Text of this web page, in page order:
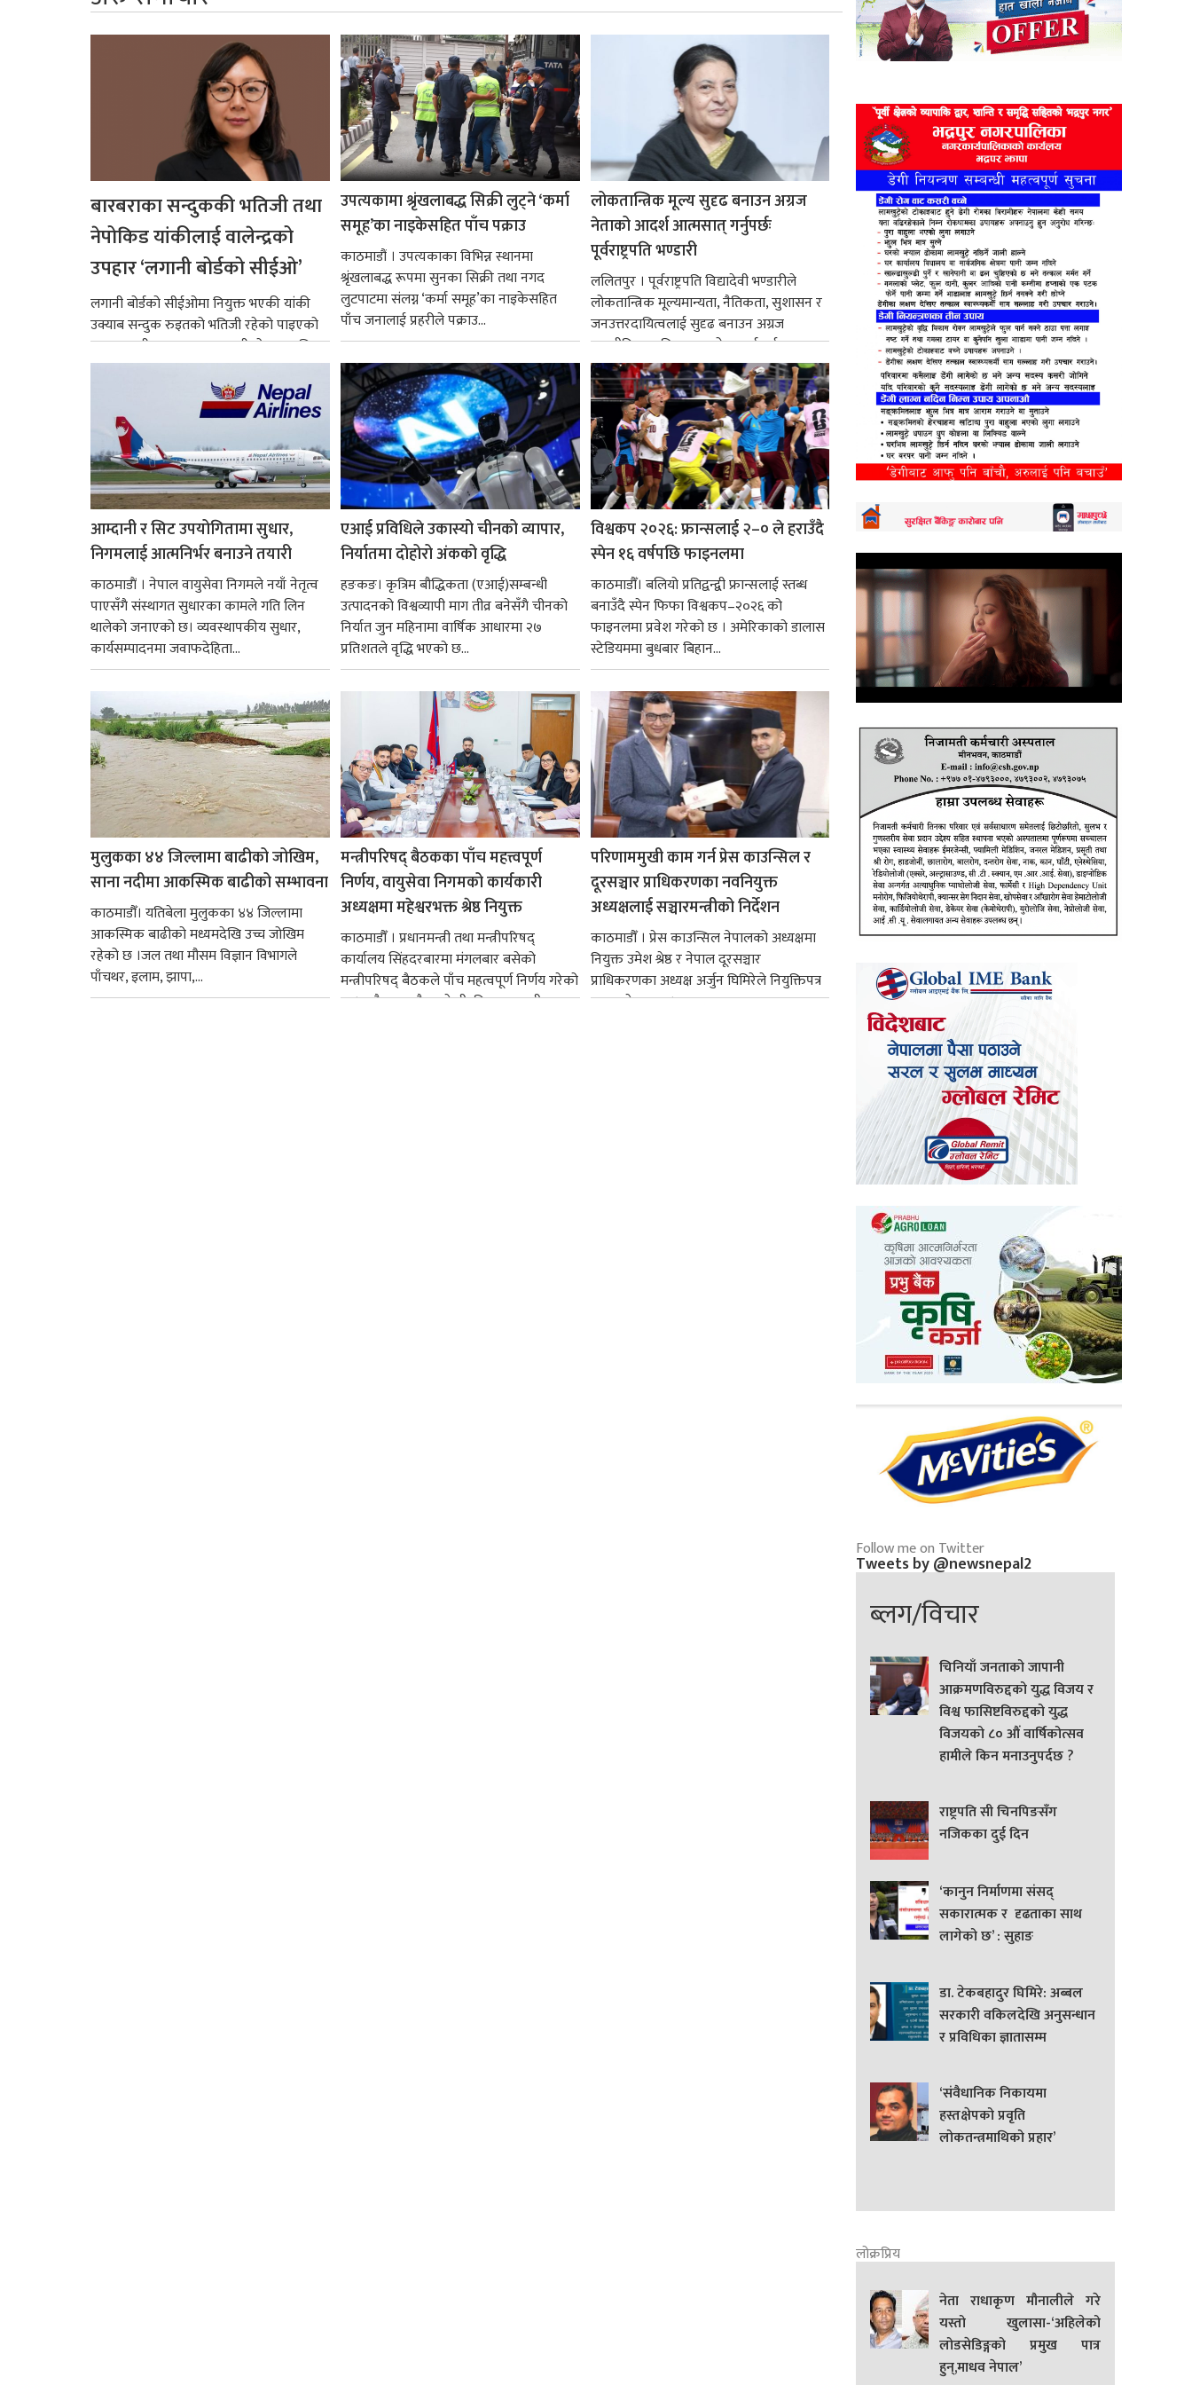
बारबराका सन्दुककी भतिजी तथा
नेपोकिड यांकीलाई वालेन्द्रको
उपहार ‘लगानी बोर्डको सीईओ’
लगानी बोर्डको सीईओमा नियुक्त भएकी यांकी
उक्याब सन्दुक रुइतको भतिजी रहेको पाइएको
छ। तत्कालीन समयमा महाकालीको अञ्चलाधिश
नै बनेका जोन...
उपत्यकामा श्रृंखलाबद्ध सिक्री लुट्ने ‘कर्मा
समूह’का नाइकेसहित पाँच पक्राउ
काठमाडौं । उपत्यकाका विभिन्न स्थानमा
श्रृंखलाबद्ध रूपमा सुनका सिक्री तथा नगद
लुटपाटमा संलग्न ‘कर्मा समूह’का नाइकेसहित
पाँच जनालाई प्रहरीले पक्राउ...
लोकतान्त्रिक मूल्य सुदृढ बनाउन अग्रज
नेताको आदर्श आत्मसात् गर्नुपर्छः
पूर्वराष्ट्रपति भण्डारी
ललितपुर । पूर्वराष्ट्रपति विद्यादेवी भण्डारीले
लोकतान्त्रिक मूल्यमान्यता, नैतिकता, सुशासन र
जनउत्तरदायित्वलाई सुदृढ बनाउन अग्रज
राजनीतिक व्यक्तित्वहरूको आदर्शलाई आत्मसात्
गर्न आवश्यक...
आम्दानी र सिट उपयोगितामा सुधार,
निगमलाई आत्मनिर्भर बनाउने तयारी
काठमाडाैं । नेपाल वायुसेवा निगमले नयाँ नेतृत्व
पाएसँगै संस्थागत सुधारका कामले गति लिन
थालेको जनाएको छ। व्यवस्थापकीय सुधार,
कार्यसम्पादनमा जवाफदेहिता...
एआई प्रविधिले उकास्यो चीनको व्यापार,
निर्यातमा दोहोरो अंकको वृद्धि
हङकङ। कृत्रिम बौद्धिकता (एआई)सम्बन्धी
उत्पादनको विश्वव्यापी माग तीव्र बनेसँगै चीनको
निर्यात जुन महिनामा वार्षिक आधारमा २७
प्रतिशतले वृद्धि भएको छ...
विश्वकप २०२६: फ्रान्सलाई २–० ले हराउँदै
स्पेन १६ वर्षपछि फाइनलमा
काठमाडौँ। बलियो प्रतिद्वन्द्वी फ्रान्सलाई स्तब्ध
बनाउँदै स्पेन फिफा विश्वकप–२०२६ को
फाइनलमा प्रवेश गरेको छ । अमेरिकाको डालास
स्टेडियममा बुधबार बिहान...
मुलुकका ४४ जिल्लामा बाढीको जोखिम,
साना नदीमा आकस्मिक बाढीको सम्भावना
काठमाडौँ। यतिबेला मुलुकका ४४ जिल्लामा
आकस्मिक बाढीको मध्यमदेखि उच्च जोखिम
रहेको छ ।जल तथा मौसम विज्ञान विभागले
पाँचथर, इलाम, झापा,...
मन्त्रीपरिषद् बैठकका पाँच महत्त्वपूर्ण
निर्णय, वायुसेवा निगमको कार्यकारी
अध्यक्षमा महेश्वरभक्त श्रेष्ठ नियुक्त
काठमाडौँ । प्रधानमन्त्री तथा मन्त्रीपरिषद्
कार्यालय सिंहदरबारमा मंगलबार बसेको
मन्त्रीपरिषद् बैठकले पाँच महत्वपूर्ण निर्णय गरेको
छ । यसैक्रममा बैडकले बीउबिजनसम्बन्धी...
परिणाममुखी काम गर्न प्रेस काउन्सिल र
दूरसञ्चार प्राधिकरणका नवनियुक्त
अध्यक्षलाई सञ्चारमन्त्रीको निर्देशन
काठमाडौँ । प्रेस काउन्सिल नेपालको अध्यक्षमा
नियुक्त उमेश श्रेष्ठ र नेपाल दूरसञ्चार
प्राधिकरणका अध्यक्ष अर्जुन घिमिरेले नियुक्तिपत्र
ग्रहण गरेका छन्।...
Follow me on Twitter
Tweets by @newsnepal2
ब्लग/विचार
चिनियाँ जनताको जापानी
आक्रमणविरुद्दको युद्ध विजय र
विश्व फासिष्टविरुद्दको युद्ध
विजयको ८० औं वार्षिकोत्सव
हामीले किन मनाउनुपर्दछ ?
राष्ट्रपति सी चिनपिङसँग
नजिकका दुई दिन
‘कानुन निर्माणमा संसद्
सकारात्मक र दृढताका साथ
लागेको छ’ : सुहाङ
डा. टेकबहादुर घिमिरे: अब्बल
सरकारी वकिलदेखि अनुसन्धान
र प्रविधिका ज्ञातासम्म
‘संवैधानिक निकायमा
हस्तक्षेपको प्रवृति
लोकतन्त्रमाथिको प्रहार’
लोक्रप्रिय
नेता राधाकृण मौनालीले गरे
यस्तो खुलासा-‘अहिलेको
लोडसेडिङ्गको प्रमुख पात्र
हुन्,माधव नेपाल’